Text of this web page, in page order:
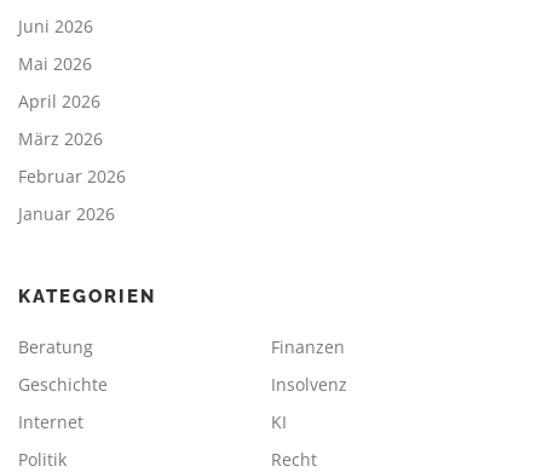
Juni 2026
Mai 2026
April 2026
März 2026
Februar 2026
Januar 2026
KATEGORIEN
Beratung
Finanzen
Geschichte
Insolvenz
Internet
KI
Politik
Recht